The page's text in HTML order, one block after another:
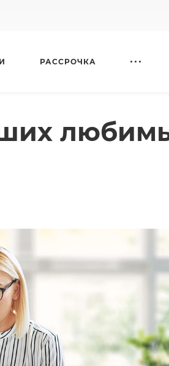
РАССРОЧКА